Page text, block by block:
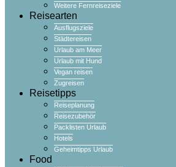
Weitere Fernreiseziele
Reisearten
Ausflugsziele
Städtereisen
Urlaub am Meer
Urlaub mit Hund
Vegan reisen
Zugreisen
Reisetipps
Reiseplanung
Reisezubehör
Packlisten Urlaub
Hotels
Geheimtipps Urlaub
Food